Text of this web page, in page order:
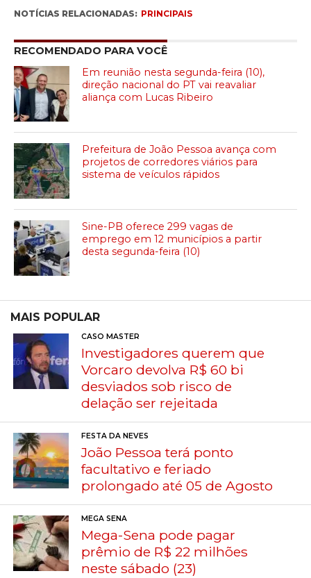
NOTÍCIAS RELACIONADAS: PRINCIPAIS
RECOMENDADO PARA VOCÊ
Em reunião nesta segunda-feira (10),
direção nacional do PT vai reavaliar
aliança com Lucas Ribeiro
Prefeitura de João Pessoa avança com
projetos de corredores viários para
sistema de veículos rápidos
Sine-PB oferece 299 vagas de
emprego em 12 municípios a partir
desta segunda-feira (10)
MAIS POPULAR
CASO MASTER
Investigadores querem que
Vorcaro devolva R$ 60 bi
desviados sob risco de
delação ser rejeitada
FESTA DA NEVES
João Pessoa terá ponto
facultativo e feriado
prolongado até 05 de Agosto
MEGA SENA
Mega-Sena pode pagar
prêmio de R$ 22 milhões
neste sábado (23)